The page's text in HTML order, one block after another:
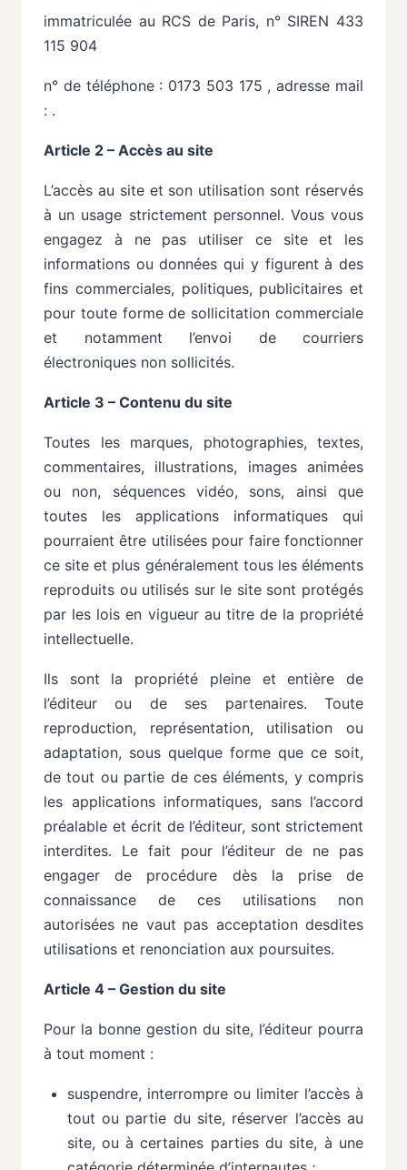
immatriculée au RCS de Paris, n° SIREN 433
115 904
n° de téléphone : 0173 503 175 , adresse mail
: .
Article 2 – Accès au site
L’accès au site et son utilisation sont réservés
à un usage strictement personnel. Vous vous
engagez à ne pas utiliser ce site et les
informations ou données qui y figurent à des
fins commerciales, politiques, publicitaires et
pour toute forme de sollicitation commerciale
et
notamment l’envoi
de courriers
électroniques non sollicités.
Article 3 – Contenu du site
Toutes les marques, photographies, textes,
commentaires, illustrations, images animées
ou non, séquences
vidéo, sons, ainsi
que
toutes
les applications informatiques
qui
pourraient être utilisées pour faire fonctionner
ce site et plus généralement tous les éléments
reproduits ou utilisés sur le site sont protégés
par les lois en vigueur au titre de la propriété
intellectuelle.
Ils sont la propriété pleine et entière de
l’éditeur ou de ses partenaires. Toute
reproduction, représentation, utilisation ou
adaptation, sous quelque forme que ce soit,
de tout ou partie de ces éléments, y compris
les applications informatiques, sans l’accord
préalable et écrit de l’éditeur, sont strictement
interdites. Le fait pour l’éditeur de ne pas
engager de procédure dès la prise de
connaissance de ces utilisations non
autorisées ne vaut pas acceptation desdites
utilisations et renonciation aux poursuites.
Article 4 – Gestion du site
Pour la bonne gestion du site, l’éditeur pourra
à tout moment :
suspendre, interrompre ou limiter l’accès à
tout ou partie du site, réserver l’accès au
site, ou à certaines parties du site, à une